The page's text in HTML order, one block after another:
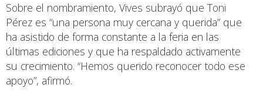
Sobre el nombramiento, Vives subrayó que Toni
Pérez es “una persona muy cercana y querida” que
ha asistido de forma constante a la feria en las
últimas ediciones y que ha respaldado activamente
su crecimiento. “Hemos querido reconocer todo ese
apoyo”, afirmó.